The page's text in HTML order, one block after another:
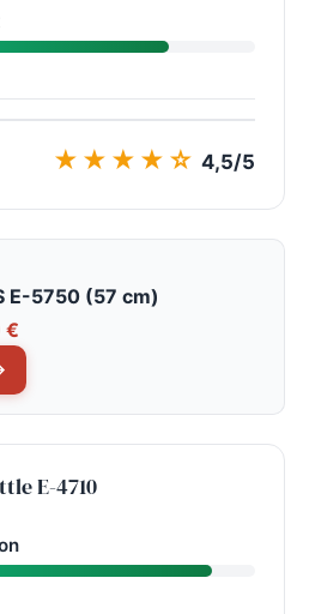
★★★★☆ 4,5/5
E-5750 (57 cm)
€
E-4710